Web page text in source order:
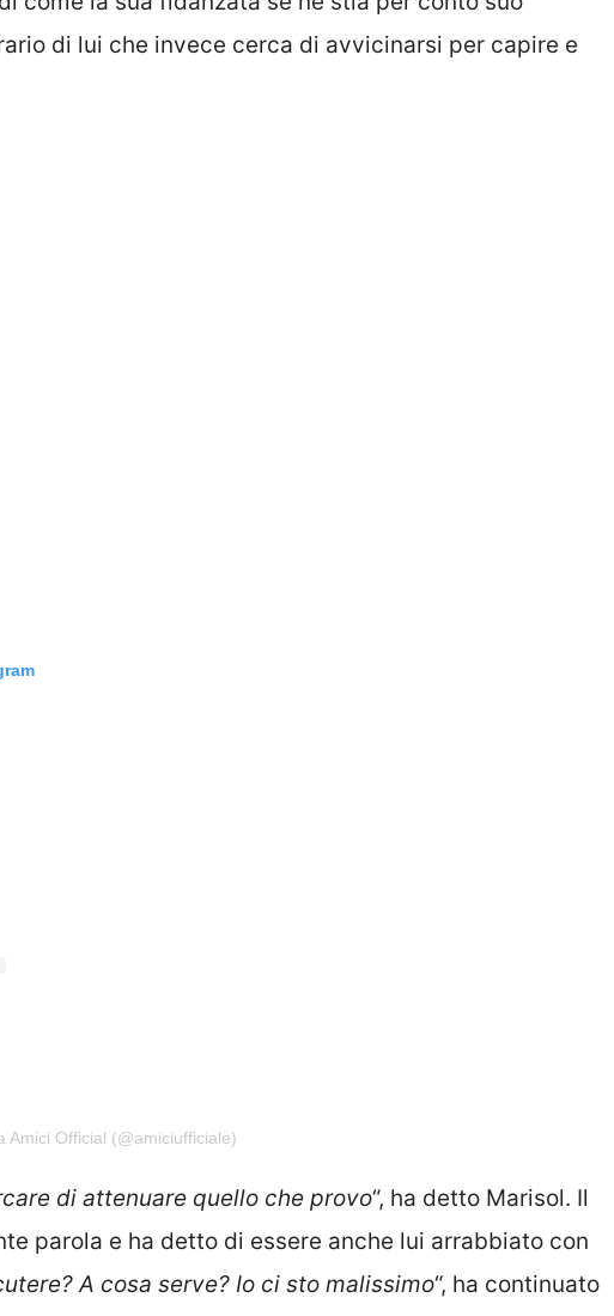
di lui che invece cerca di avvicinarsi per capire e
Amici Official (@amiciufficiale)
di attenuare quello che provo“, ha detto Marisol. Il
parola e ha detto di essere anche lui arrabbiato con
A cosa serve? Io ci sto malissimo“, ha continuato